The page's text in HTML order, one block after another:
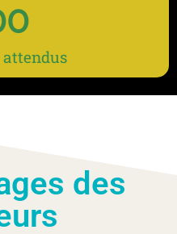
attendus
des